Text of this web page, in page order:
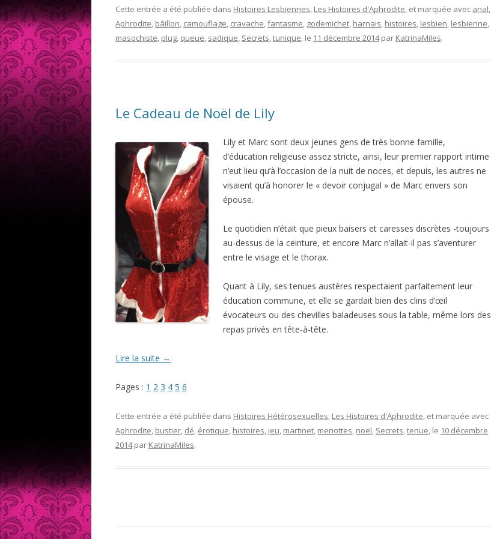
Cette entrée a été publiée dans Histoires Lesbiennes, Les Histoires d'Aphrodite, et marquée avec anal,
Aphrodite, bâillon, camouflage, cravache,fantasme, godemichet, harnais, histoires, lesbien, lesbienne,
masochiste, plug, queue, sadique, Secrets,tunique, le 11 décembre 2014 par KatrinaMiles.
Le Cadeau de Noël de Lily
Lily et Marc sont deux jeunes gens de très bonne famille,
d’éducation religieuse assez stricte, ainsi, leur premier rapport intime
n’eut lieu qu’à l’occasion de la nuit de noces, et depuis, les autres ne
visaient qu’à honorer le « devoir conjugal » de Marc envers son
épouse.
Le quotidien n’était que pieux baisers et caresses discrètes -toujours
au-dessus de la ceinture, et encore Marc n’allait-il pas s’aventurer
entre le visage et le thorax.
Quant à Lily, ses tenues austères respectaient parfaitement leur
éducation commune, et elle se gardait bien des clins d’œil
évocateurs ou des chevilles baladeuses sous la table, même lors des
repas privés en tête-à-tête.
Lire la suite →
Pages : 1 2 3 4 5 6
Cette entrée a été publiée dans Histoires Hétérosexuelles, Les Histoires d'Aphrodite, et marquée avec
Aphrodite, bustier, dé, érotique, histoires, jeu, martinet, menottes, noël, Secrets,tenue, le 10 décembre
2014 par KatrinaMiles.